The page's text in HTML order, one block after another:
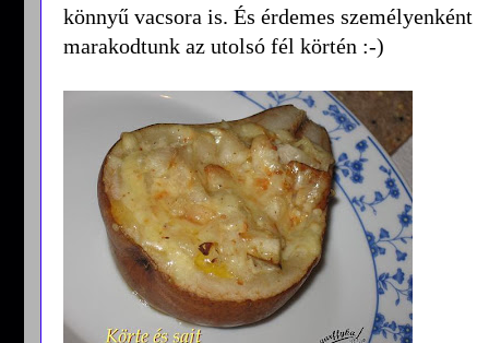
könnyű vacsora is. És érdemes
marakodtunk az utolsó fél körtén :-)